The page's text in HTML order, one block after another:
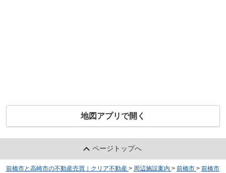
地図アプリで開く
ページトップへ
前橋市と高崎市の不動産売買｜クリア不動産 > 周辺施設案内 > 前橋市 > 前橋市